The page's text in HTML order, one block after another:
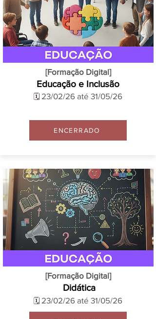
[Formação Digital]
Educação e Inclusão
🗓️ 23/02/26 até 31/05/26
ENCERRADO
[Formação Digital]
Didática
🗓️ 23/02/26 até 31/05/26